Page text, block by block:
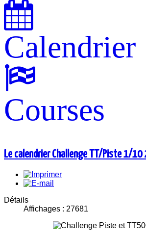
Calendrier
Courses
Le calendrier Challenge TT/Piste 1/
Détails
Affichages : 27681